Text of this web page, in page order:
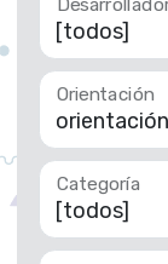
Orientación
Categoría
Ordenar por